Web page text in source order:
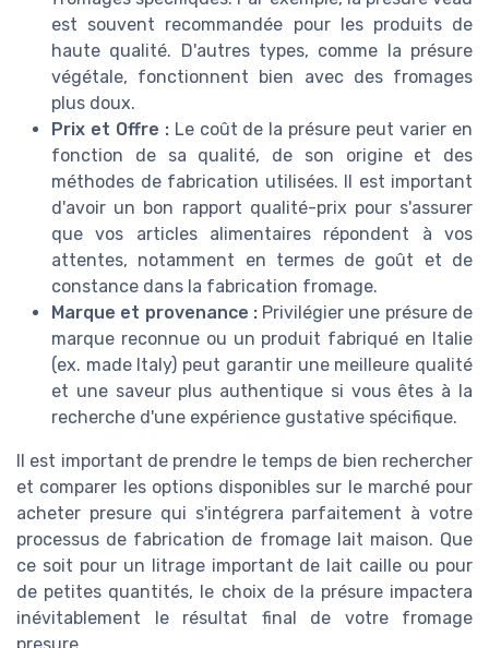
est souvent recommandée pour les produits de
haute qualité. D'autres types, comme la présure
végétale, fonctionnent bien avec des fromages
plus doux.
Prix et Offre :Le coût de la présure peut varier en
fonction de sa qualité, de son origine et des
méthodes de fabrication utilisées. Il est important
d'avoir un bon rapport qualité-prix pour s'assurer
que vos articles alimentaires répondent à vos
attentes, notamment en termes de goût et de
constance dans la fabrication fromage.
Marque et provenance :Privilégier une présure de
marque reconnue ou un produit fabriqué en Italie
(ex. made Italy) peut garantir une meilleure qualité
et une saveur plus authentique si vous êtes à la
recherche d'une expérience gustative spécifique.
Il est important de prendre le temps de bien rechercher
et comparer les options disponibles sur le marché pour
acheter presure qui s'intégrera parfaitement à votre
processus de fabrication de fromage lait maison. Que
ce soit pour un litrage important de lait caille ou pour
de petites quantités, le choix de la présure impactera
inévitablement le résultat final de votre fromage